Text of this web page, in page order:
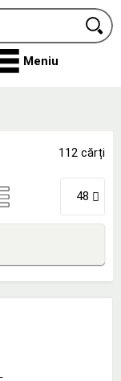
Meniu
112 cărți
48